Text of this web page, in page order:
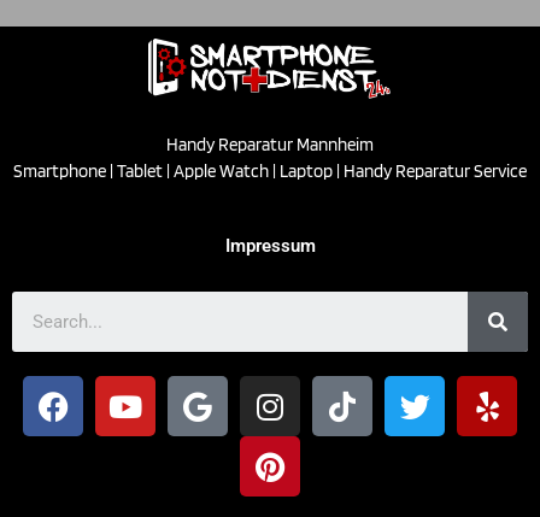
Handy Reparatur Mannheim
Smartphone | Tablet | Apple Watch | Laptop | Handy Reparatur Service
Impressum